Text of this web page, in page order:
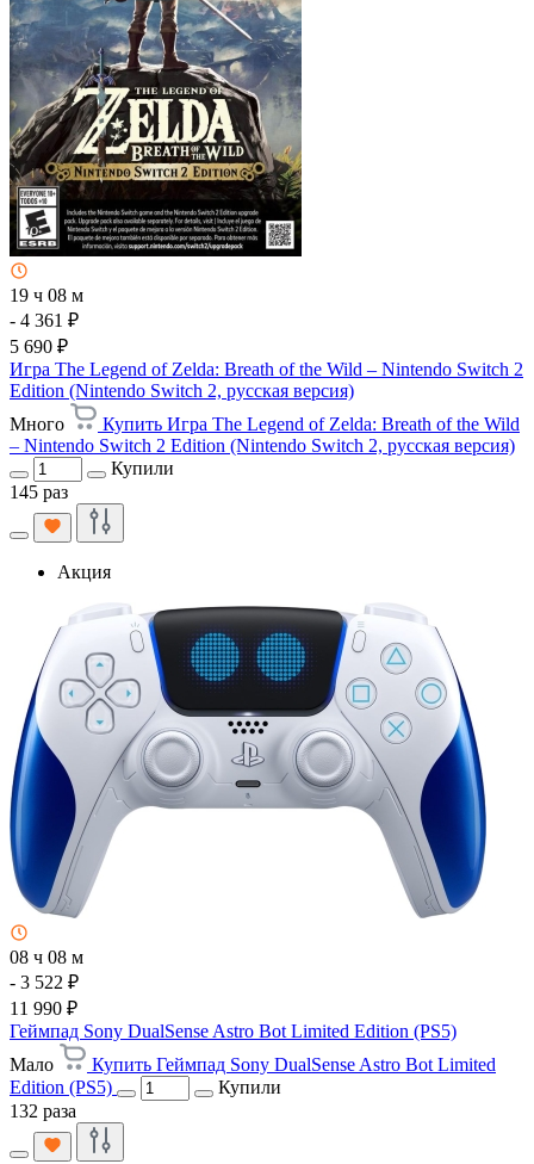
19 ч 08 м
- 4 361 ₽
5 690 ₽
Игра The Legend of Zelda: Breath of the Wild – Nintendo Switch 2
Edition (Nintendo Switch 2, русская версия)
Много
Купить Игра The Legend of Zelda: Breath of the Wild
– Nintendo Switch 2 Edition (Nintendo Switch 2, русская версия)
Купили
145 раз
Акция
08 ч 08 м
- 3 522 ₽
11 990 ₽
Геймпад Sony DualSense Astro Bot Limited Edition (PS5)
Мало
Купить Геймпад Sony DualSense Astro Bot Limited
Edition (PS5)
Купили
132 раза